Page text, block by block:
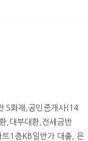
S화재,공인중개사(14
,대부대환,전세금반
1층KB일반가 대출, 은